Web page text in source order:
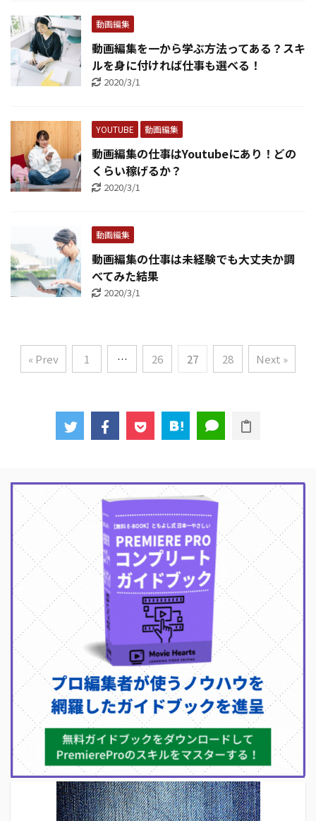
動画編集
動画編集を一から学ぶ方法ってある？スキ
ルを身に付ければ仕事も選べる！
2020/3/1
YOUTUBE 動画編集
動画編集の仕事はYoutubeにあり！どの
くらい稼げるか？
2020/3/1
動画編集
動画編集の仕事は未経験でも大丈夫か調
べてみた結果
2020/3/1
« Prev 1 … 26 27 28 Next »